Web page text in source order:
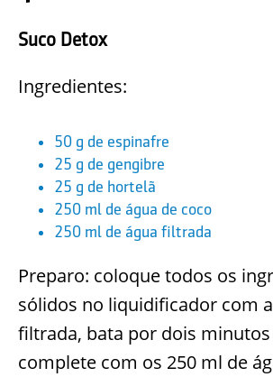
Suco Detox
Ingredientes:
50 g de espinafre
25 g de gengibre
25 g de hortelã
250 ml de água de coco
250 ml de água filtrada
Preparo: coloque todos os
sólidos no liquidificador com
filtrada, bata por dois
complete com os 250 ml de